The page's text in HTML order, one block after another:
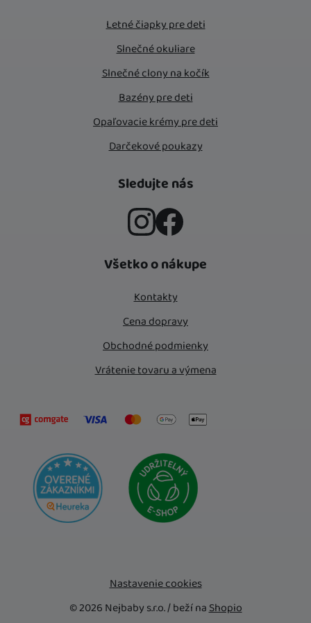
Letné čiapky pre deti
Slnečné okuliare
Slnečné clony na kočík
Bazény pre deti
Opaľovacie krémy pre deti
Darčekové poukazy
Sledujte nás
Všetko o nákupe
Kontakty
Cena dopravy
Obchodné podmienky
Vrátenie tovaru a výmena
Nastavenie cookies
© 2026 Nejbaby s.r.o. /beží naShopio